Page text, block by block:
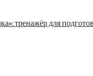
тренажёр для